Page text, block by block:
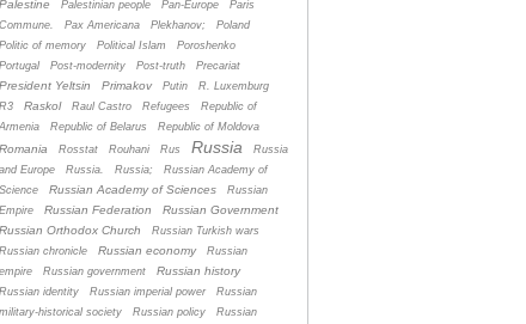
Palestine Palestinian people Pan-Europe
Paris
Commune.
Pax Americana Plekhanov;
Poland
Politic of memory
Political Islam
Poroshenko
Portugal
Post-modernity Post-truth Precariat
President Yeltsin Primakov Putin
R. Luxemburg
R3
Raskol Raul Castro Refugees
Republic of
Armenia
Republic of Belarus Republic of Moldova
Romania Rosstat Rouhani Rus Russia
Russia
and Europe
Russia. Russia;
Russian Academy of
Science
Russian Academy of Sciences
Russian
Empire
Russian Federation
Russian Government
Russian Orthodox Church
Russian Turkish wars
Russian chronicle
Russian economy
Russian
empire
Russian government Russian history
Russian identity Russian imperial power
Russian
military-historical society
Russian policy Russian